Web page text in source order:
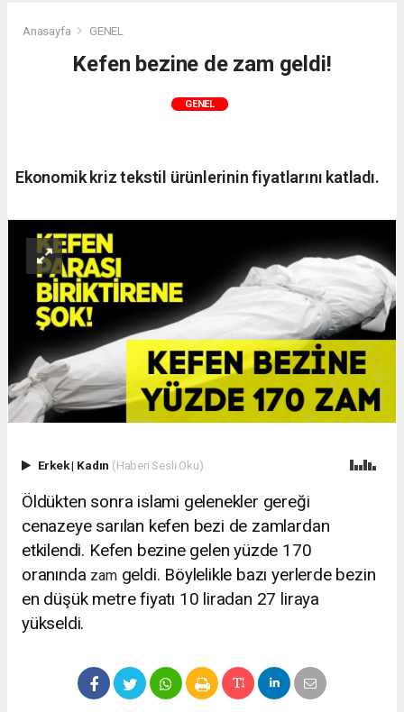
Anasayfa GENEL
Kefen bezine de zam geldi!
GENEL
Ekonomik kriz tekstil ürünlerinin fiyatlarını katladı.
Erkek| Kadın (Haberi Sesli Oku)
Öldükten sonra islami gelenekler gereği
cenazeye sarılan kefen bezi de zamlardan
etkilendi. Kefen bezine gelen yüzde 170
oranında zamgeldi. Böylelikle bazı yerlerde bezin
en düşük metre fiyatı 10 liradan 27 liraya
yükseldi.